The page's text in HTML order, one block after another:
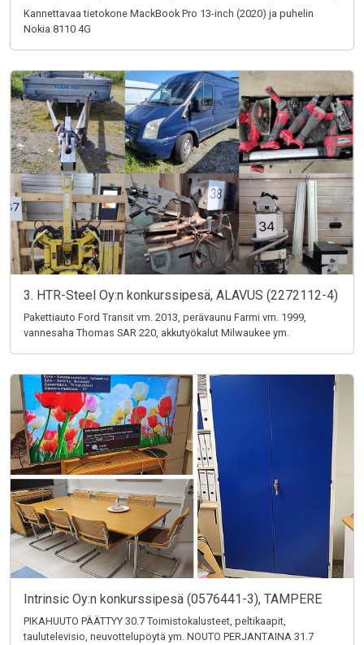
Kannettavaa tietokone MackBook Pro 13-inch (2020) ja puhelin
Nokia 8110 4G
3. HTR-Steel Oy:n konkurssipesä, ALAVUS (2272112-4)
Pakettiauto Ford Transit vm. 2013, perävaunu Farmi vm. 1999,
vannesaha Thomas SAR 220, akkutyökalut Milwaukee ym.
Intrinsic Oy:n konkurssipesä (0576441-3), TAMPERE
PIKAHUUTO PÄÄTTYY 30.7 Toimistokalusteet, peltikaapit,
taulutelevisio, neuvottelupöytä ym. NOUTO PERJANTAINA 31.7